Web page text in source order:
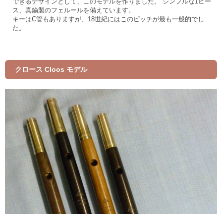
ス、真鍮製のフェルールを備えています。
キーはC管もありますが、18世紀にはこのピッチが最も一般的でし
た。
クロース Cloos モデル